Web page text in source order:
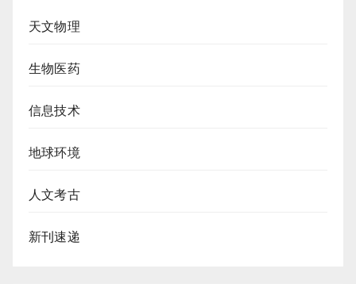
天文物理
生物医药
信息技术
地球环境
人文考古
新刊速递